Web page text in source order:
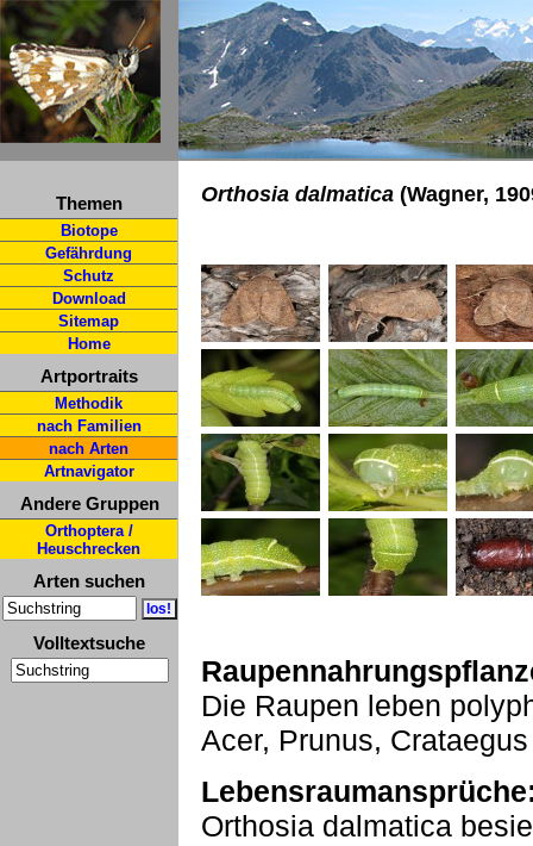
Themen
Biotope
Gefährdung
Schutz
Download
Sitemap
Home
Artportraits
Methodik
nach Familien
nach Arten
Artnavigator
Andere Gruppen
Orthoptera /
Heuschrecken
Arten suchen
Volltextsuche
Orthosia dalmatica (Wagner,
Die Raupen leben
Acer, Prunus,
Orthosia dalmatica